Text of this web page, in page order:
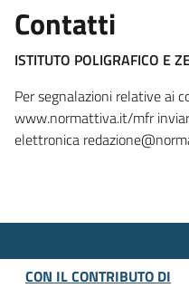
Contatti
ISTITUTO POLIGRAFICO E
Per segnalazioni relative ai
www.normattiva.it/mfr
elettronica
CON IL CONTRIBUTO DI